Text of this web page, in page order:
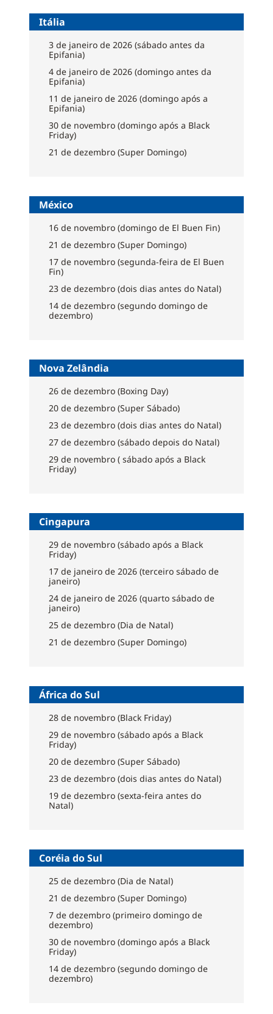
Itália
3 de janeiro de 2026 (sábado antes da
Epifania)
4 de janeiro de 2026 (domingo antes da
Epifania)
11 de janeiro de 2026 (domingo após a
Epifania)
30 de novembro (domingo após a Black
Friday)
21 de dezembro (Super Domingo)
México
16 de novembro (domingo de El Buen Fin)
21 de dezembro (Super Domingo)
17 de novembro (segunda-feira de El Buen
Fin)
23 de dezembro (dois dias antes do Natal)
14 de dezembro (segundo domingo de
dezembro)
Nova Zelândia
26 de dezembro (Boxing Day)
20 de dezembro (Super Sábado)
23 de dezembro (dois dias antes do Natal)
27 de dezembro (sábado depois do Natal)
29 de novembro ( sábado após a Black
Friday)
Cingapura
29 de novembro (sábado após a Black
Friday)
17 de janeiro de 2026 (terceiro sábado de
janeiro)
24 de janeiro de 2026 (quarto sábado de
janeiro)
25 de dezembro (Dia de Natal)
21 de dezembro (Super Domingo)
África do Sul
28 de novembro (Black Friday)
29 de novembro (sábado após a Black
Friday)
20 de dezembro (Super Sábado)
23 de dezembro (dois dias antes do Natal)
19 de dezembro (sexta-feira antes do
Natal)
Coréia do Sul
25 de dezembro (Dia de Natal)
21 de dezembro (Super Domingo)
7 de dezembro (primeiro domingo de
dezembro)
30 de novembro (domingo após a Black
Friday)
14 de dezembro (segundo domingo de
dezembro)